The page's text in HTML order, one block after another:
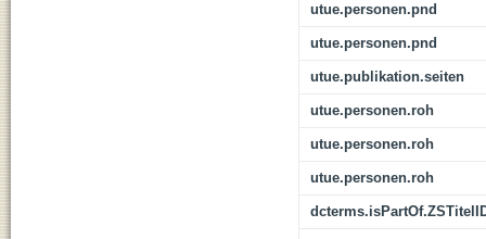
utue.personen.pnd
utue.personen.pnd
utue.publikation.seiten
utue.personen.roh
utue.personen.roh
utue.personen.roh